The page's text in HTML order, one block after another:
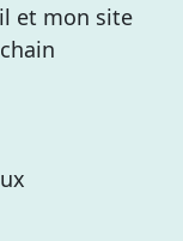
et mon site